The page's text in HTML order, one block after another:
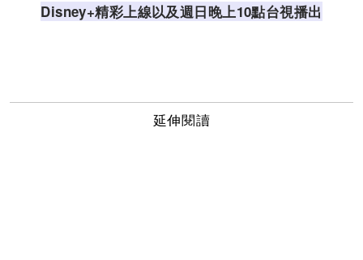
Disney+精彩上線以及週日晚上10點台視播出
延伸閱讀